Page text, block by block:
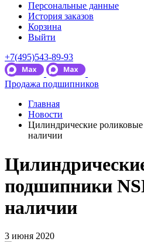
Персональные данные
История заказов
Корзина
Выйти
+7(495)543-89-93
Продажа подшипников
Главная
Новости
Цилиндрические
наличии
подшипники
наличии
3 июня 2020